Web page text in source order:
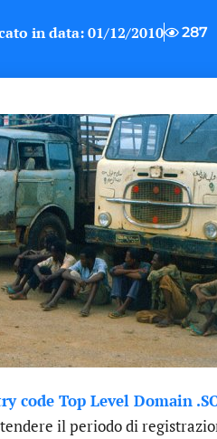
in data:01/12/2010 287
code Top Level Domain
il periodo di